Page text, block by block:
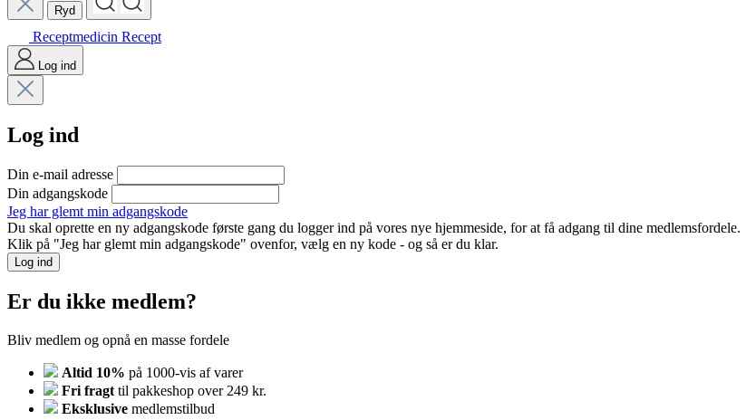
Ryd
Receptmedicin Recept
Log ind
Log ind
Din e-mail adresse
Din adgangskode
Jeg har glemt min adgangskode
Du skal oprette en ny adgangskode første gang du logger ind på vores nye hjemmeside, for at få adgang til dine medlemsfordele.
Klik på "Jeg har glemt min adgangskode" ovenfor, vælg en ny kode - og så er du klar.
Log ind
Er du ikke medlem?
Bliv medlem og opnå en masse fordele
Altid 10% på 1000-vis af varer
Fri fragt til pakkeshop over 249 kr.
Eksklusive medlemstilbud